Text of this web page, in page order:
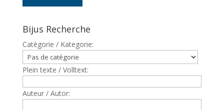
Bijus Recherche
Catègorie / Kategorie:
Plein texte / Volltext:
Auteur / Autor: